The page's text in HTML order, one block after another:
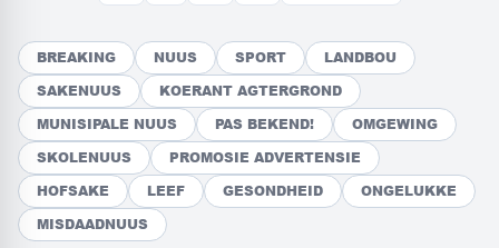
BREAKING NUUS SPORT
LANDBOU
SAKENUUS
KOERANT AGTERGROND
MUNISIPALE NUUS
PAS BEKEND!
OMGEWING
SKOLENUUS
PROMOSIE ADVERTENSIE
HOFSAKE
LEEF GESONDHEID
ONGELUKKE
MISDAADNUUS